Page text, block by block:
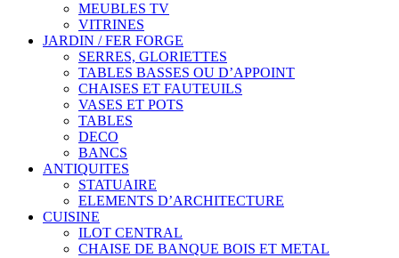
MEUBLES TV
VITRINES
JARDIN / FER FORGE
SERRES, GLORIETTES
TABLES BASSES OU D’APPOINT
CHAISES ET FAUTEUILS
VASES ET POTS
TABLES
DECO
BANCS
ANTIQUITES
STATUAIRE
ELEMENTS D’ARCHITECTURE
CUISINE
ILOT CENTRAL
CHAISE DE BANQUE BOIS ET METAL